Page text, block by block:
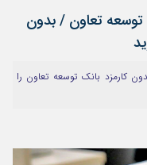
بانک توسعه تعاون / بدون
مائده ۳۰۰ میلیونی و بدون کارمزد بانک توسعه تعاون را